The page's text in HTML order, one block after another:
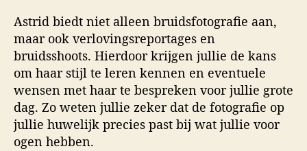
Astrid biedt niet alleen bruidsfotografie aan,
maar ook verlovingsreportages en
bruidsshoots. Hierdoor krijgen jullie de kans
om haar stijl te leren kennen en eventuele
wensen met haar te bespreken voor jullie grote
dag. Zo weten jullie zeker dat de fotografie op
jullie huwelijk precies past bij wat jullie voor
ogen hebben.